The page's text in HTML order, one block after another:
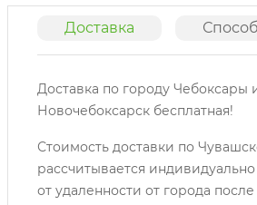
Доставка
Доставка по городу Чебоксары
Новочебоксарск бесплатная!
Стоимость доставки по
рассчитывается
от удаленности от города